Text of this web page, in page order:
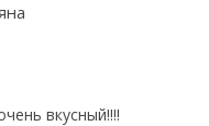
вкусный!!!!